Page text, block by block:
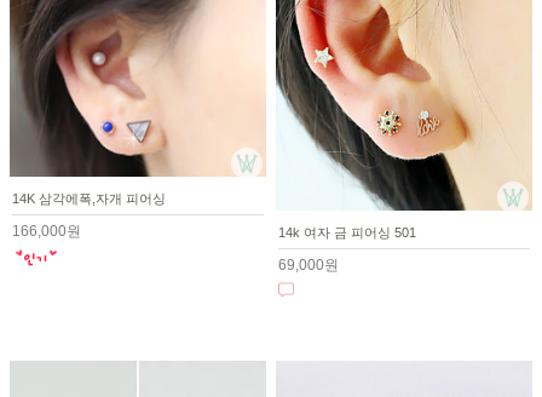
14K 삼각에폭,자개 피어싱
166,000원 14k 여자 금 피어싱 501
69,000원